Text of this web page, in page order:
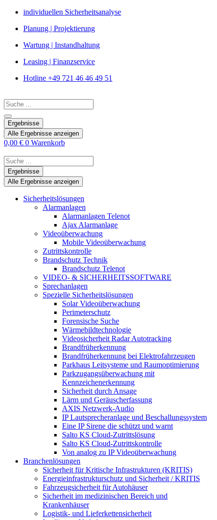
Zum
springen
individuellen Sicherheitsanalyse
Planung | Projektierung
Wartung | Instandhaltung
Leasing | Finanzservice
Hotline +49 721 46 46 49 51
Search
...
Ergebnisse
Alle Ergebnisse anzeigen
0,00 € 0 Warenkorb
Search
...Ergebnisse
Alle Ergebnisse anzeigen
Sicherheitslösungen
Alarmanlagen
Alarmanlagen Telenot
Ajax Alarmanlage
Videoüberwachung
Mobile Videoüberwachung
Zutrittskontrolle
Brandschutz Technik
Brandschutz Telenot
VIDEO- & SICHERHEITSSOFTWARE
Sprechanlagen
Spezielle Sicherheitslösungen
Solar Videoüberwachung
Perimeterschutz
Forensische Suche
Wärmebildtechnologie
Videosicherheit Radar Autotracking​
Brandfrüherkennung
Brandfrüherkennung bei Elektrofahrzeugen
Parkhaus Leitsysteme und Raumoptimierung
Parkzugangsüberwachung mit
Kennzeichenerkennung
Sicherheit durch Ansage
Lärm und Geräuscherfassung
AXIS Netzwerk-Audio
IP Lautsprecheranlage und Beschallungssystem
Eine IP Sirene die schützt und warnt
Salto KS Cloud-Zutrittslösung
Salto KS Cloud-Zutrittskontrolle
Von analog zu IP Videoüberwachung
Branchenlösungen
Sicherheit für Kritische Infrastrukturen (KRITIS)
Energieinfrastrukturschutz und Sicherheit / KRITIS
Fahrzeugsicherheit für Autohäuser
Sicherheit im medizinischen Bereich und
Krankenhäuser
Logistik- und Lieferkettensicherheit